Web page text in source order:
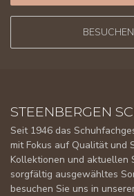
STEENBERGEN
Seit 1946 das
mit Fokus auf Qualität und
Kollektionen und aktuellen
sorgfältig ausgewähltes
besuchen Sie uns in